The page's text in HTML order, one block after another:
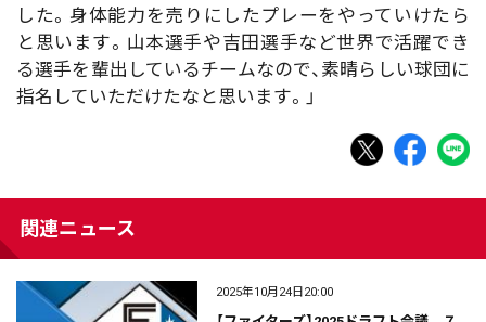
した。身体能力を売りにしたプレーをやっていけたら
と思います。山本選手や吉田選手など世界で活躍でき
る選手を輩出しているチームなので、素晴らしい球団に
指名していただけたなと思います。」
関連ニュース
2025年10月24日20:00